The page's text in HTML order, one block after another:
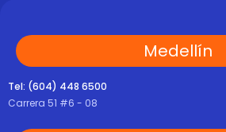
Medellín
Tel: (604) 448 6500
Carrera 51 #6 - 08